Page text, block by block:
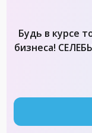
Будь в курсе
бизнеса!